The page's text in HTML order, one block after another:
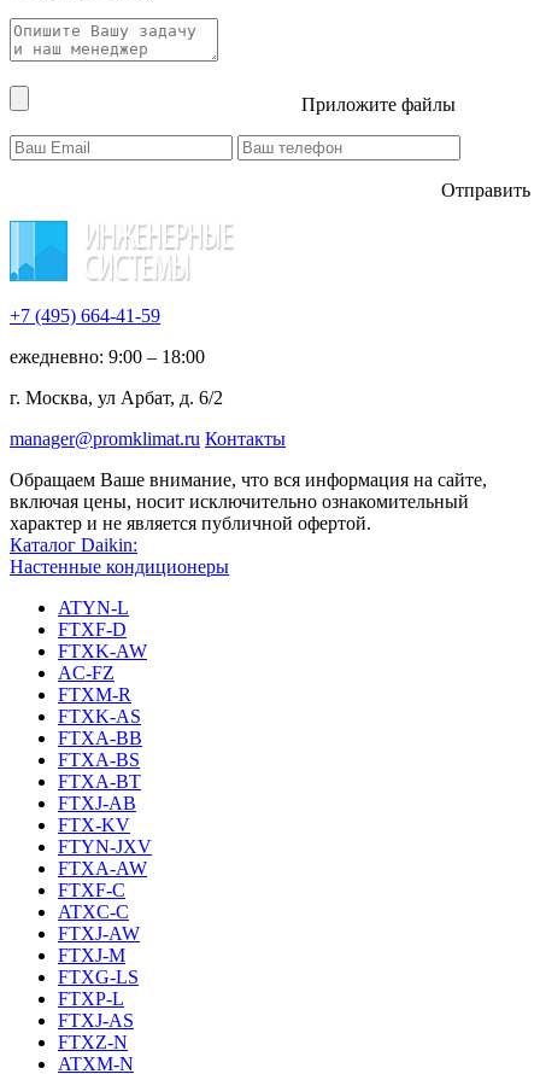
Приложите файлы
Отправить
+7 (495) 664-41-59
ежедневно: 9:00 – 18:00
г. Москва, ул Арбат, д. 6/2
manager@promklimat.ru Контакты
Обращаем Ваше внимание, что вся информация на сайте,
включая цены, носит исключительно ознакомительный
характер и не является публичной офертой.
Каталог Daikin:
Настенные кондиционеры
ATYN-L
FTXF-D
FTXK-AW
AC-FZ
FTXM-R
FTXK-AS
FTXA-BB
FTXA-BS
FTXA-BT
FTXJ-AB
FTX-KV
FTYN-JXV
FTXA-AW
FTXF-C
ATXC-C
FTXJ-AW
FTXJ-M
FTXG-LS
FTXP-L
FTXJ-AS
FTXZ-N
ATXM-N